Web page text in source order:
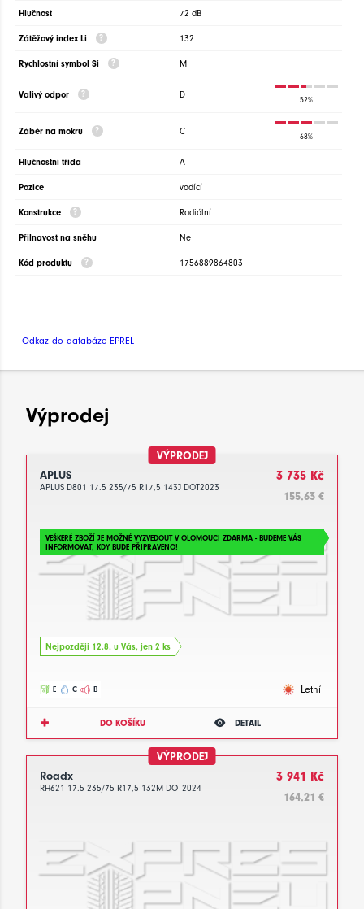
Hlučnost 72 dB
Zátěžový index Li 132
Rychlostní symbol Si M
Valivý odpor D
52%
Záběr na mokru C
68%
Hlučnostní třída A
Pozice vodící
Konstrukce Radiální
Přilnavost na sněhu Ne
Kód produktu 1756889864803
Odkaz do databáze EPREL
Výprodej
VÝPRODEJ
APLUS
APLUS D801 17.5 235/75 R17,5 143J DOT2023
3 735 Kč
155.63 €
VEŠKERÉ ZBOŽÍ JE MOŽNÉ VYZVEDOUT V OLOMOUCI ZDARMA - BUDEME VÁS
INFORMOVAT, KDY BUDE PŘIPRAVENO!
Nejpozději 12.8. u Vás, jen 2 ks
E C B Letní
DO KOŠÍKU DETAIL
VÝPRODEJ
Roadx
RH621 17.5 235/75 R17,5 132M DOT2024
3 941 Kč
164.21 €